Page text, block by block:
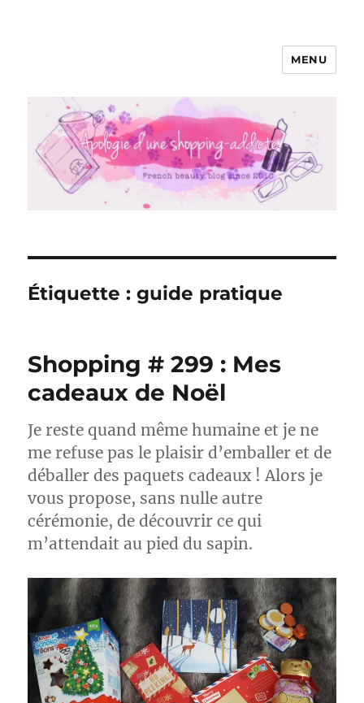
Apologie d'une Shopping-addicte
MENU
Étiquette :guide pratique
Shopping # 299 : Mes
cadeaux de Noël
Je reste quand même humaine et je ne
me refuse pas le plaisir d’emballer et de
déballer des paquets cadeaux ! Alors je
vous propose, sans nulle autre
cérémonie, de découvrir ce qui
m’attendait au pied du sapin.